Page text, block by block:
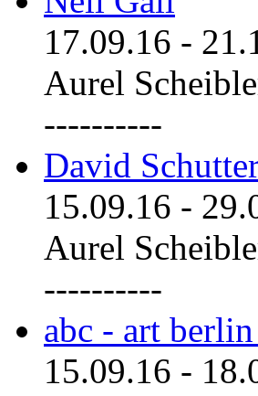
17.09.16 -
Aurel
----------
David
15.09.16 -
Aurel
----------
abc - art
15.09.16 -